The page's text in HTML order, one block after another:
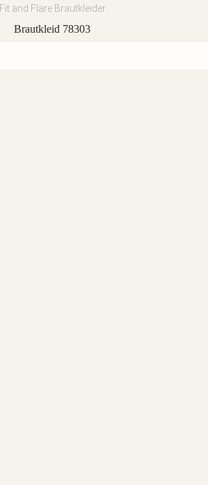
Fit and Flare Brautkleider
Brautkleid 78303